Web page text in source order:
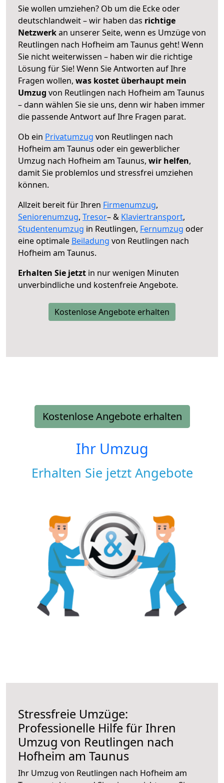
Sie wollen umziehen? Ob um die Ecke oder
deutschlandweit – wir haben das richtige
Netzwerkan unserer Seite, wenn es Umzüge von
Reutlingen nach Hofheim am Taunus geht! Wenn
Sie nicht weiterwissen – haben wir die richtige
Lösung für Sie! Wenn Sie Antworten auf Ihre
Fragen wollen, was kostet überhaupt mein
Umzug von Reutlingen nach Hofheim am Taunus
– dann wählen Sie sie uns, denn wir haben immer
die passende Antwort auf Ihre Fragen parat.
Ob ein Privatumzug von Reutlingen nach
Hofheim am Taunus oder ein gewerblicher
Umzug nach Hofheim am Taunus, wir helfen,
damit Sie problemlos und stressfrei umziehen
können.
Allzeit bereit für Ihren Firmenumzug,
Seniorenumzug, Tresor– & Klaviertransport,
Studentenumzug in Reutlingen, Fernumzug oder
eine optimale Beiladung von Reutlingen nach
Hofheim am Taunus.
Erhalten Sie jetzt in nur wenigen Minuten
unverbindliche und kostenfreie Angebote.
Kostenlose Angebote erhalten
Kostenlose Angebote erhalten
Ihr Umzug
Erhalten Sie jetzt Angebote
Stressfreie Umzüge:
Professionelle Hilfe für Ihren
Umzug von Reutlingen nach
Hofheim am Taunus
Ihr Umzug von Reutlingen nach Hofheim am